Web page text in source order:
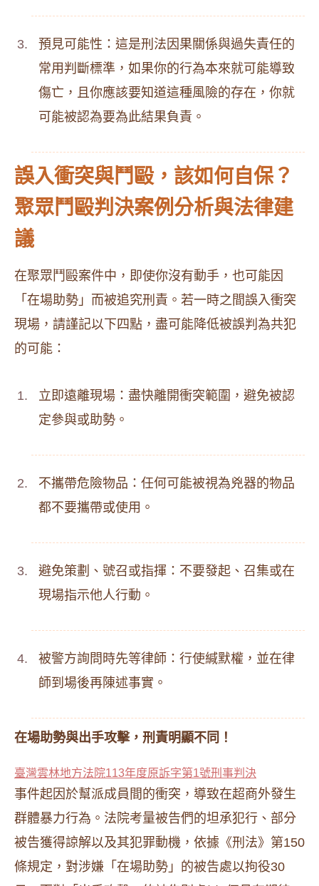
預見可能性：這是刑法因果關係與過失責任的
常用判斷標準，如果你的行為本來就可能導致
傷亡，且你應該要知道這種風險的存在，你就
可能被認為要為此結果負責。
誤入衝突與鬥毆，該如何自保？
聚眾鬥毆判決案例分析與法律建
議
在聚眾鬥毆案件中，即使你沒有動手，也可能因
「在場助勢」而被追究刑責。若一時之間誤入衝突
現場，請謹記以下四點，盡可能降低被誤判為共犯
的可能：
立即遠離現場：盡快離開衝突範圍，避免被認
定參與或助勢。
不攜帶危險物品：任何可能被視為兇器的物品
都不要攜帶或使用。
避免策劃、號召或指揮：不要發起、召集或在
現場指示他人行動。
被警方詢問時先等律師：行使緘默權，並在律
師到場後再陳述事實。
在場助勢與出手攻擊，刑責明顯不同！
臺灣雲林地方法院113年度原訴字第1號刑事判決
事件起因於幫派成員間的衝突，導致在超商外發生
群體暴力行為。法院考量被告們的坦承犯行、部分
被告獲得諒解以及其犯罪動機，依據《刑法》第150
條規定，對涉嫌「在場助勢」的被告處以拘役30